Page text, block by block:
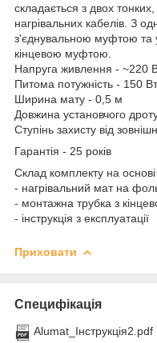
складається з двох
нагрівальних кабелів. З
з'єднувальною муфтою та
кінцевою муфтою.
Напруга живлення - ~220
Питома потужність - 150
Ширина мату - 0,5 м
Довжина установчого
Ступінь захисту від
Гарантія - 25 років
Склад комплекту на
- нагрiвальний мат на
- монтажна трубка з
- інструкція з експлуатації
Приховати
Специфікація
Alumat_Інструкція2.pdf